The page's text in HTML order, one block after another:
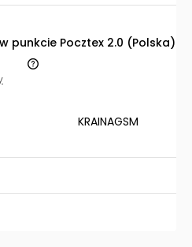
punkcie Pocztex 2.0 (Polska)
kosztów płatności
KRAINAGSM